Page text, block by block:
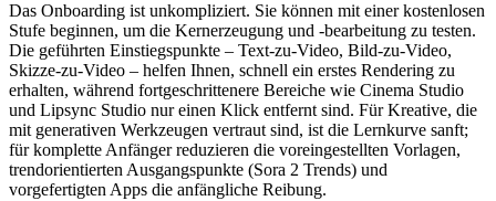
Das Onboarding ist unkompliziert. Sie können mit einer kostenlosen
Stufe beginnen, um die Kernerzeugung und -bearbeitung zu testen.
Die geführten Einstiegspunkte – Text-zu-Video, Bild-zu-Video,
Skizze-zu-Video – helfen Ihnen, schnell ein erstes Rendering zu
erhalten, während fortgeschrittenere Bereiche wie Cinema Studio
und Lipsync Studio nur einen Klick entfernt sind. Für Kreative, die
mit generativen Werkzeugen vertraut sind, ist die Lernkurve sanft;
für komplette Anfänger reduzieren die voreingestellten Vorlagen,
trendorientierten Ausgangspunkte (Sora 2 Trends) und
vorgefertigten Apps die anfängliche Reibung.